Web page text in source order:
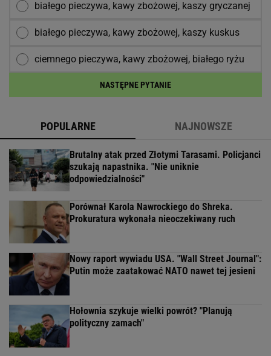
białego pieczywa, kawy zbożowej, kaszy gryczanej
białego pieczywa, kawy zbożowej, kaszy kuskus
ciemnego pieczywa, kawy zbożowej, białego ryżu
NASTĘPNE PYTANIE
POPULARNE NAJNOWSZE
Brutalny atak przed Złotymi Tarasami. Policjanci
szukają napastnika. "Nie uniknie
odpowiedzialności"
Porównał Karola Nawrockiego do Shreka.
Prokuratura wykonała nieoczekiwany ruch
Nowy raport wywiadu USA. "Wall Street Journal":
Putin może zaatakować NATO nawet tej jesieni
Hołownia szykuje wielki powrót? "Planują
polityczny zamach"